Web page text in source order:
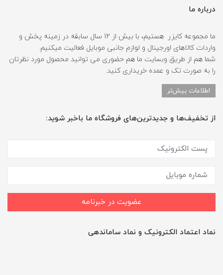
درباره ما
ما مجموعه کایزر هستیم، با بیش از 12 سال سابقه در زمینه پخش و
واردات کالاهای اورجینال و لوازم جانبی موبایل فعالیت میکنیم.
شما هم از طریق وبسایت ما هم حضوری می توانید محصول مورد نظرتان
را به صورت تک و عمده خریداری کنید.
اطلاعات بیش‌تر
از تخفیف‌ها و جدیدترین‌های فروشگاه ما باخبر شوید:
عضویت در خبرنامه
نماد اعتماد الکترونیک و نماد ساماندهی